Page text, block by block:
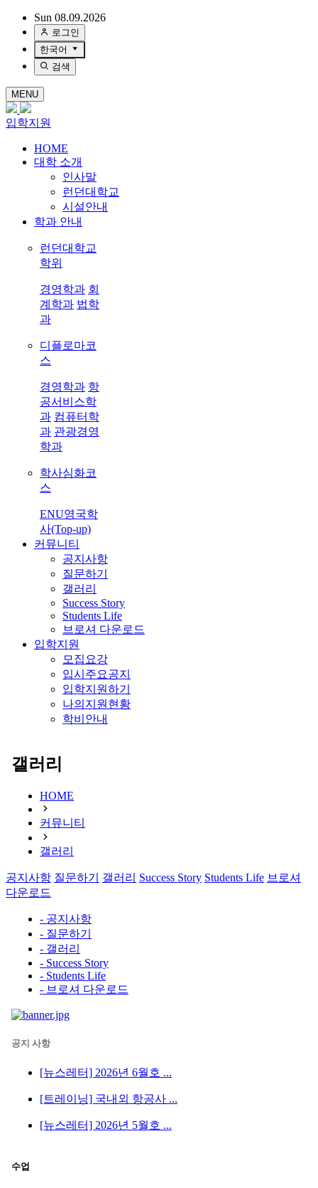
Sun 08.09.2026
로그인
한국어
검색
MENU
입학지원
HOME
대학 소개
인사말
런던대학교
시설안내
학과 안내
런던대학교
학위
경영학과 회
계학과 법학
과
디플로마코
스
경영학과 항
공서비스학
과 컴퓨터학
과 관광경영
학과
학사심화코
스
ENU영국학
사(Top-up)
커뮤니티
공지사항
질문하기
갤러리
Success Story
Students Life
브로셔 다운로드
입학지원
모집요강
입시주요공지
입학지원하기
나의지원현황
학비안내
갤러리
HOME
커뮤니티
갤러리
공지사항 질문하기 갤러리 Success Story Students Life 브로셔
다운로드
- 공지사항
- 질문하기
- 갤러리
- Success Story
- Students Life
- 브로셔 다운로드
공지 사항
[뉴스레터] 2026년 6월호 ...
[트레이닝] 국내외 항공사 ...
[뉴스레터] 2026년 5월호 ...
수업